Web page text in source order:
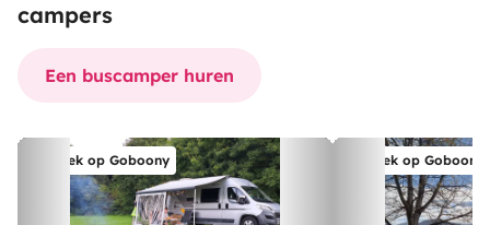
campers
Een buscamper huren
Boek op Goboony Boek op Goboony